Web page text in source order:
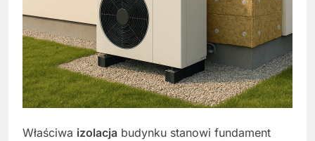
Właściwa izolacja budynku stanowi fundament